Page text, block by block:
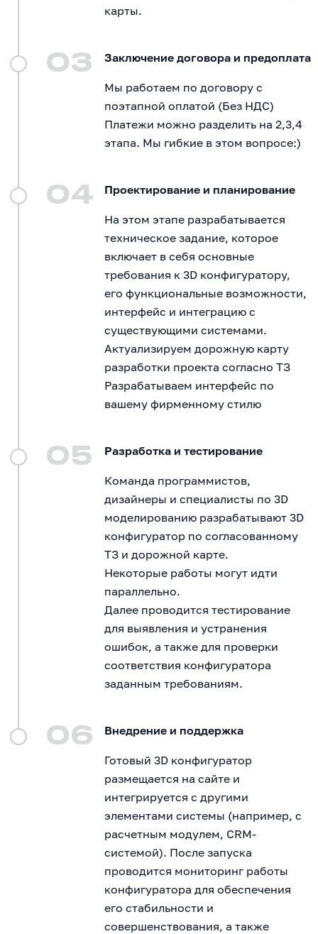
карты.
03 Заключение договора и предоплата
Мы работаем по договору с
поэтапной оплатой (Без НДС)
Платежи можно разделить на 2,3,4
этапа. Мы гибкие в этом вопросе:)
04 Проектирование и планирование
На этом этапе разрабатывается
техническое задание, которое
включает в себя основные
требования к 3D конфигуратору,
его функциональные возможности,
интерфейс и интеграцию с
существующими системами.
Актуализируем дорожную карту
разработки проекта согласно ТЗ
Разрабатываем интерфейс по
вашему фирменному стилю
05 Разработка и тестирование
Команда программистов,
дизайнеры и специалисты по 3D
моделированию разрабатывают 3D
конфигуратор по согласованному
ТЗ и дорожной карте.
Некоторые работы могут идти
параллельно.
Далее проводится тестирование
для выявления и устранения
ошибок, а также для проверки
соответствия конфигуратора
заданным требованиям.
06 Внедрение и поддержка
Готовый 3D конфигуратор
размещается на сайте и
интегрируется с другими
элементами системы (например, с
расчетным модулем, CRM-
системой). После запуска
проводится мониторинг работы
конфигуратора для обеспечения
его стабильности и
совершенствования, а также